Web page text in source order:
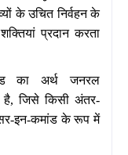
के उचित निर्वहन के
प्रदान करता
का अर्थ जनरल
है,जिसे किसी अंतर-
-इन-कमांड के रूप में